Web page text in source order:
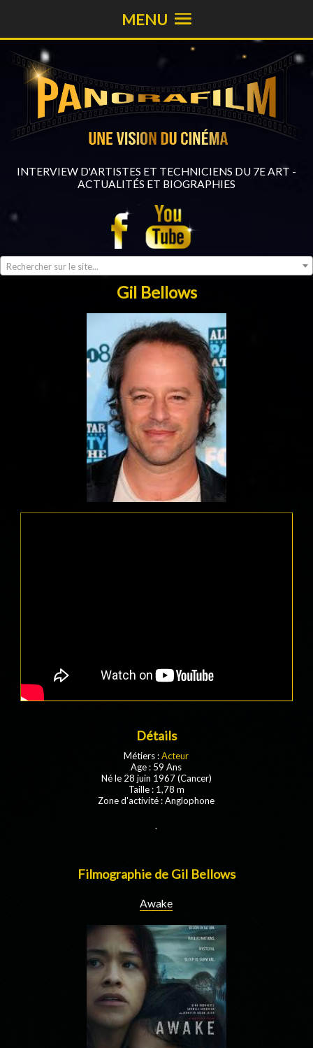
INTERVIEW D'ARTISTES ET TECHNICIENS DU 7E ART -
ACTUALITÉS ET BIOGRAPHIES
Rechercher sur le site...
MENU
Gil Bellows
Détails
Métiers :Acteur
Age : 59 Ans
Né le 28 juin 1967 (Cancer)
Taille : 1,78 m
Zone d'activité : Anglophone
.
Filmographie de Gil Bellows
Awake